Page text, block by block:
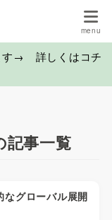
す→ 詳しくはコチ
記事一覧
なグローバル展開